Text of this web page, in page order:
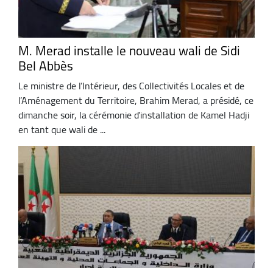
M. Merad installe le nouveau wali de Sidi
Bel Abbès
Le ministre de l’Intérieur, des Collectivités Locales et de
l’Aménagement du Territoire, Brahim Merad, a présidé, ce
dimanche soir, la cérémonie d’installation de Kamel Hadji
en tant que wali de ...